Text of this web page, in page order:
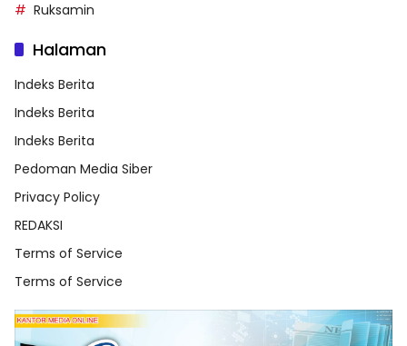
Ruksamin
Halaman
Indeks Berita
Indeks Berita
Indeks Berita
Pedoman Media Siber
Privacy Policy
REDAKSI
Terms of Service
Terms of Service